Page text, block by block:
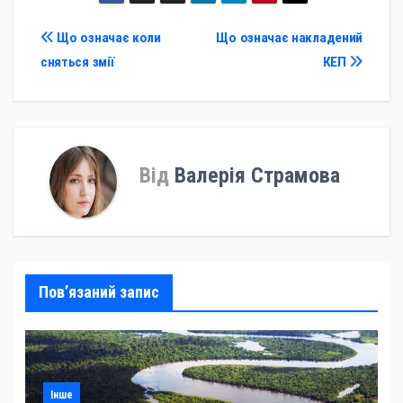
Навігація
Що означає накладений
КЕП
Що означає коли
сняться змії
Від Валерія Страмова
Пов’язаний запис
Інше